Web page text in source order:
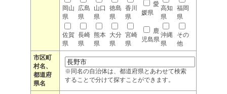
岡山
県
広島
県
山口
県
徳島
県
香川
県
愛
媛県
高知
県
福岡
県
佐賀
県
長崎
県
熊本
県
大分
県
宮崎
県
鹿
児島県
沖縄
県
その
他
市区町
村名、
都道府
県名
※同名の自治体は、都道府県とあわせて検索
することで分けて探すことができます。